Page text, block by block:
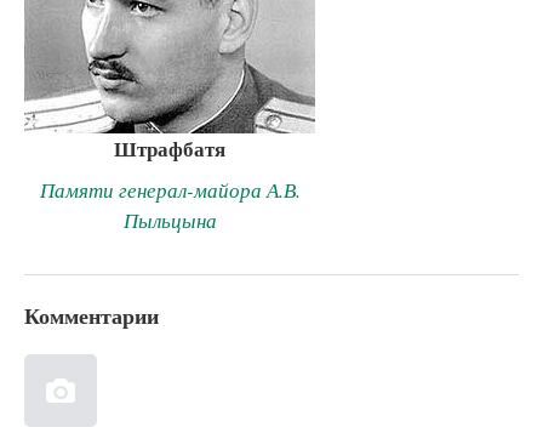
Штрафбатя
Памяти генерал-майора А.В.
Пыльцына
Комментарии